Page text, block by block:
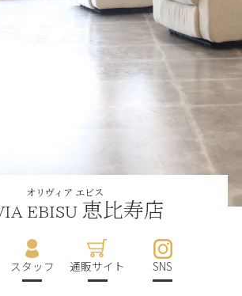
オリヴィア エビス
EBISU 恵比寿店
スタッフ 通販サイト SNS